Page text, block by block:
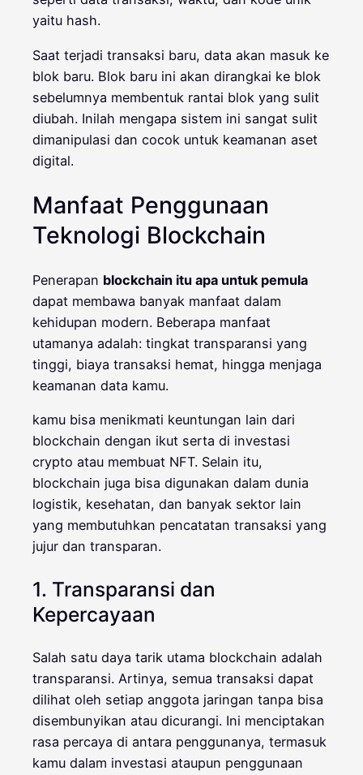
yaitu hash.
Saat terjadi transaksi baru, data akan masuk ke
blok baru. Blok baru ini akan dirangkai ke blok
sebelumnya membentuk rantai blok yang sulit
diubah. Inilah mengapa sistem ini sangat sulit
dimanipulasi dan cocok untuk keamanan aset
digital.
Manfaat Penggunaan
Teknologi Blockchain
Penerapan blockchain itu apa untuk pemula
dapat membawa banyak manfaat dalam
kehidupan modern. Beberapa manfaat
utamanya adalah: tingkat transparansi yang
tinggi, biaya transaksi hemat, hingga menjaga
keamanan data kamu.
kamu bisa menikmati keuntungan lain dari
blockchain dengan ikut serta di investasi
crypto atau membuat NFT. Selain itu,
blockchain juga bisa digunakan dalam dunia
logistik, kesehatan, dan banyak sektor lain
yang membutuhkan pencatatan transaksi yang
jujur dan transparan.
1. Transparansi dan
Kepercayaan
Salah satu daya tarik utama blockchain adalah
transparansi. Artinya, semua transaksi dapat
dilihat oleh setiap anggota jaringan tanpa bisa
disembunyikan atau dicurangi. Ini menciptakan
rasa percaya di antara penggunanya, termasuk
kamu dalam investasi ataupun penggunaan